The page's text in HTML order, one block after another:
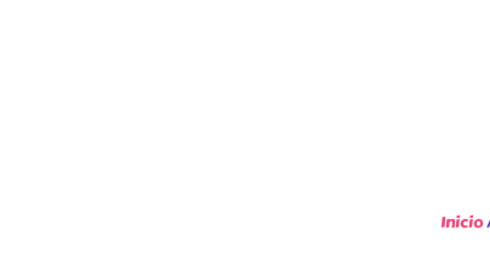
Inicio